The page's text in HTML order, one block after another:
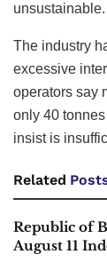
unsustainable.
The industry
excessive
operators say
only 40
insist is
Related
Republic of
August 11